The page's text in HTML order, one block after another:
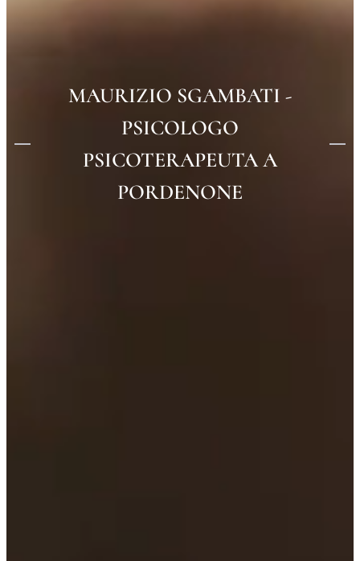
MAURIZIO SGAMBATI -
PSICOLOGO
PSICOTERAPEUTA A
PORDENONE